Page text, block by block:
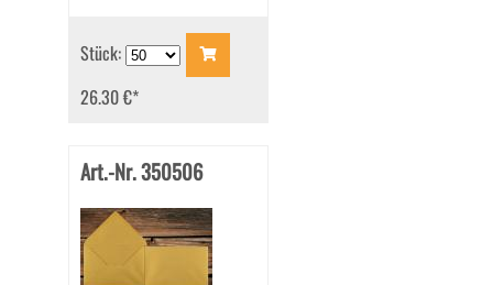
Stück:
26.30 €*
Art.-Nr. 350506